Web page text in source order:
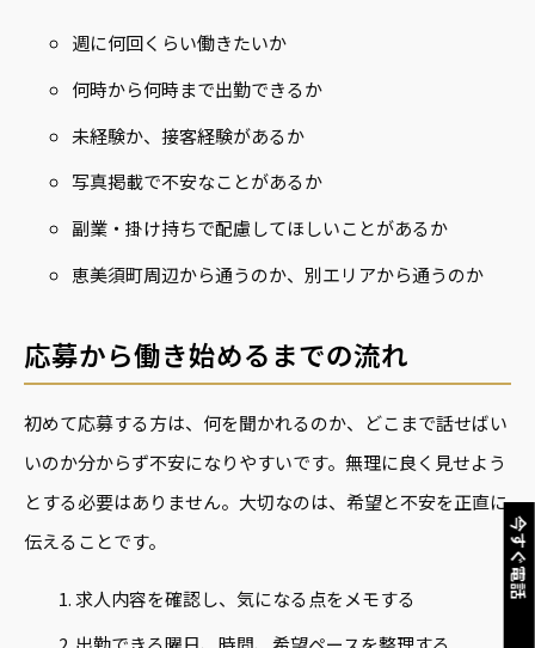
今すぐ電話
週に何回くらい働きたいか
何時から何時まで出勤できるか
未経験か、接客経験があるか
写真掲載で不安なことがあるか
副業・掛け持ちで配慮してほしいことがあるか
恵美須町周辺から通うのか、別エリアから通うのか
応募から働き始めるまでの流れ
初めて応募する方は、何を聞かれるのか、どこまで話せばい
いのか分からず不安になりやすいです。無理に良く見せよう
とする必要はありません。大切なのは、希望と不安を正直に
伝えることです。
求人内容を確認し、気になる点をメモする